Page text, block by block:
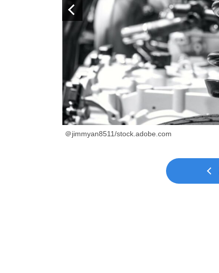
＠jimmyan8511/stock.adobe.com